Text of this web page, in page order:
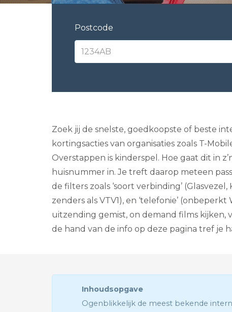
Postcode
Zoek jij de snelste, goedkoopste of beste
kortingsacties van organisaties zoals T-
Overstappen is kinderspel. Hoe gaat dit in
huisnummer in. Je treft daarop meteen
de filters zoals ‘soort verbinding’
zenders als VTV1), en ‘telefonie’
uitzending gemist, on demand films kijken,
de hand van de info op deze pagina tref je
Inhoudsopgave
Ogenblikkelijk de meest bekende